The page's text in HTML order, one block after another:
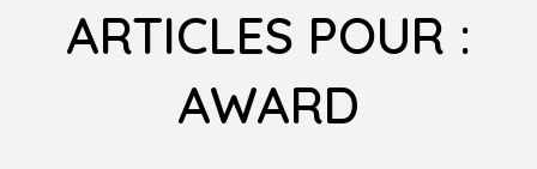
ARTICLES POUR :
AWARD